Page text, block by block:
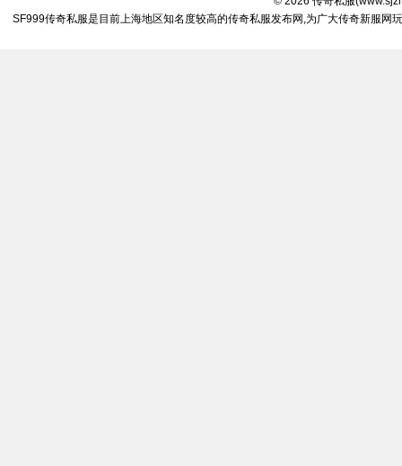
SF999传奇私服是目前上海地区知名度较高的传奇私服发布网,为广大传奇新服